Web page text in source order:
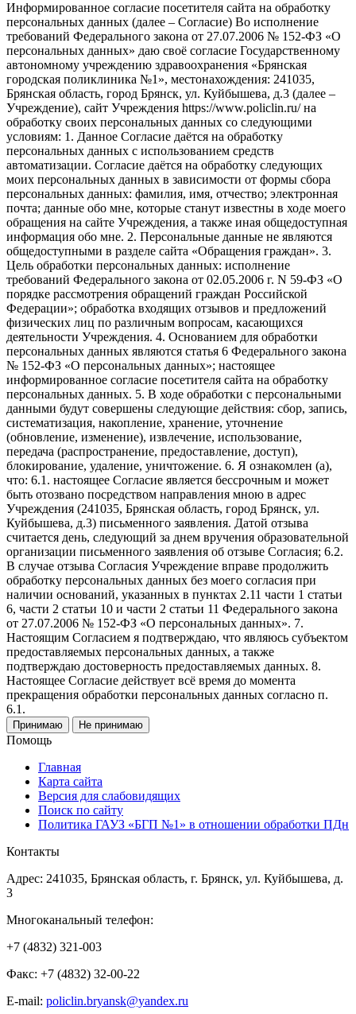
Информированное согласие посетителя сайта на обработку
персональных данных (далее – Согласие) Во исполнение
требований Федерального закона от 27.07.2006 № 152-ФЗ «О
персональных данных» даю своё согласие Государственному
автономному учреждению здравоохранения «Брянская
городская поликлиника №1», местонахождения: 241035,
Брянская область, город Брянск, ул. Куйбышева, д.3 (далее –
Учреждение), сайт Учреждения https://www.policlin.ru/ на
обработку своих персональных данных со следующими
условиям: 1. Данное Согласие даётся на обработку
персональных данных с использованием средств
автоматизации. Согласие даётся на обработку следующих
моих персональных данных в зависимости от формы сбора
персональных данных: фамилия, имя, отчество; электронная
почта; данные обо мне, которые станут известны в ходе моего
обращения на сайте Учреждения, а также иная общедоступная
информация обо мне. 2. Персональные данные не являются
общедоступными в разделе сайта «Обращения граждан». 3.
Цель обработки персональных данных: исполнение
требований Федерального закона от 02.05.2006 г. N 59-ФЗ «О
порядке рассмотрения обращений граждан Российской
Федерации»; обработка входящих отзывов и предложений
физических лиц по различным вопросам, касающихся
деятельности Учреждения. 4. Основанием для обработки
персональных данных являются статья 6 Федерального закона
№ 152-ФЗ «О персональных данных»; настоящее
информированное согласие посетителя сайта на обработку
персональных данных. 5. В ходе обработки с персональными
данными будут совершены следующие действия: сбор, запись,
систематизация, накопление, хранение, уточнение
(обновление, изменение), извлечение, использование,
передача (распространение, предоставление, доступ),
блокирование, удаление, уничтожение. 6. Я ознакомлен (а),
что: 6.1. настоящее Согласие является бессрочным и может
быть отозвано посредством направления мною в адрес
Учреждения (241035, Брянская область, город Брянск, ул.
Куйбышева, д.3) письменного заявления. Датой отзыва
считается день, следующий за днем вручения образовательной
организации письменного заявления об отзыве Согласия; 6.2.
В случае отзыва Согласия Учреждение вправе продолжить
обработку персональных данных без моего согласия при
наличии оснований, указанных в пунктах 2.11 части 1 статьи
6, части 2 статьи 10 и части 2 статьи 11 Федерального закона
от 27.07.2006 № 152-ФЗ «О персональных данных». 7.
Настоящим Согласием я подтверждаю, что являюсь субъектом
предоставляемых персональных данных, а также
подтверждаю достоверность предоставляемых данных. 8.
Настоящее Согласие действует всё время до момента
прекращения обработки персональных данных согласно п.
6.1.
Принимаю Не принимаю
Помощь
Главная
Карта сайта
Версия для слабовидящих
Поиск по сайту
Политика ГАУЗ «БГП №1» в отношении обработки ПДн
Контакты
Адрес: 241035, Брянская область, г. Брянск, ул. Куйбышева, д.
3
Многоканальный телефон:
+7 (4832) 321-003
Факс: +7 (4832) 32-00-22
E-mail: policlin.bryansk@yandex.ru